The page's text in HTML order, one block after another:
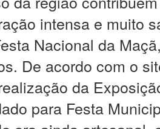
intensa e muito
Nacional da
De acordo com o
da
para Festa